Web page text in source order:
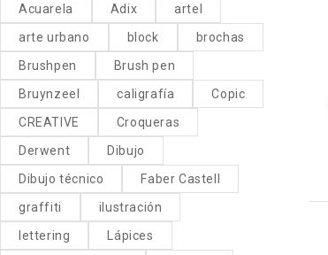
Acuarela Adix
artel
arte urbano
block
brochas
Brushpen
Brush pen
Bruynzeel
caligrafía
Copic
CREATIVE
Croqueras
Derwent
Dibujo
Dibujo técnico
Faber Castell
graffiti
ilustración
lettering
Lápices